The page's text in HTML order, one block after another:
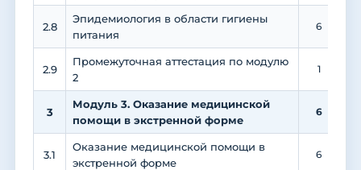
2.8
Эпидемиология в области гигиены
питания
6
2.9
Промежуточная аттестация по модулю
2
1
3
Модуль 3. Оказание медицинской
помощи в экстренной форме
6
3.1
Оказание медицинской помощи в
экстренной форме
6